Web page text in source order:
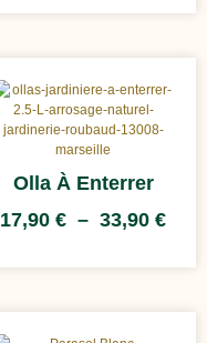
Olla À Enterrer
17,90 € – 33,90 €